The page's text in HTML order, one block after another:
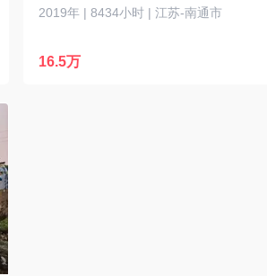
2019年 | 8434小时 | 江苏-南通市
16.5万